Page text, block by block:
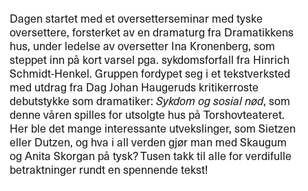
Dagen startet med et oversetterseminar med tyske
oversettere, forsterket av en dramaturg fra Dramatikkens
hus, under ledelse av oversetter Ina Kronenberg, som
steppet inn på kort varsel pga. sykdomsforfall fra Hinrich
Schmidt-Henkel. Gruppen fordypet seg i et tekstverksted
med utdrag fra Dag Johan Haugeruds kritikerroste
debutstykke som dramatiker:Sykdom og sosial nød, som
denne våren spilles for utsolgte hus på Torshovteateret.
Her ble det mange interessante utvekslinger, som Sietzen
eller Dutzen, og hva i all verden gjør man med Skaugum
og Anita Skorgan på tysk? Tusen takk til alle for verdifulle
betraktninger rundt en spennende tekst!